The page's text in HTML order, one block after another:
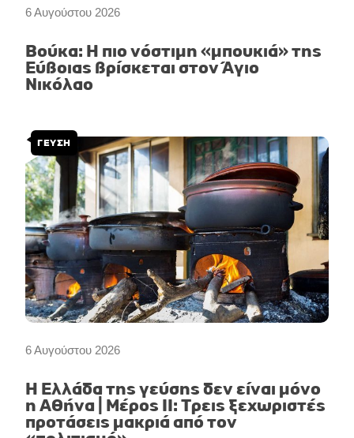
6 Αυγούστου 2026
Βούκα: Η πιο νόστιμη «μπουκιά» της
Εύβοιας βρίσκεται στον Άγιο
Νικόλαο
6 Αυγούστου 2026
ΓΕΥΣΗ
Η Ελλάδα της γεύσης δεν είναι μόνο
η Αθήνα | Μέρος II: Τρεις ξεχωριστές
προτάσεις μακριά από τον